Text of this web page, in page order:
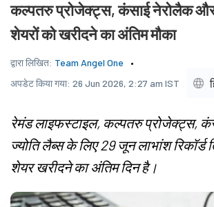
कल्पतरु प्रोजेक्ट्स, कंसाई नेरोलैक और
शेयरों को खरीदने का अंतिम मौका
द्वारा लिखित: Team Angel One
अपडेट किया गया: 26 Jun 2026, 2:27 am IST
रेमंड लाइफस्टाइल, कल्पतरु प्रोजेक्ट्स,
ज्योति लैब्स के लिए 29 जून लाभांश रिकॉर्ड
शेयर खरीदने का अंतिम दिन है।